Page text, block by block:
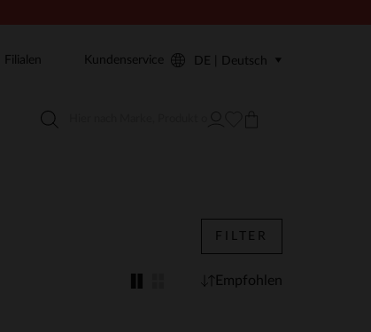
Filialen Kundenservice DE | Deutsch
FILTER
Empfohlen